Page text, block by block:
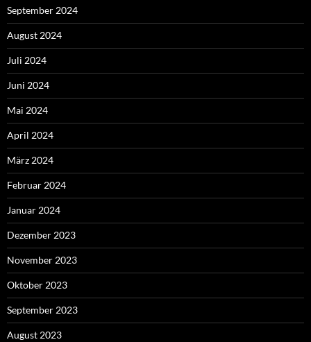
September 2024
August 2024
Juli 2024
Juni 2024
Mai 2024
April 2024
März 2024
Februar 2024
Januar 2024
Dezember 2023
November 2023
Oktober 2023
September 2023
August 2023